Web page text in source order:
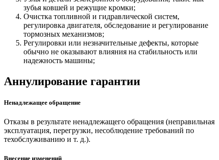
зубья ковшей и режущие кромки;
Очистка топливной и гидравлической систем,
регулировка двигателя, обследование и регулирование
тормозных механизмов;
Регулировки или незначительные дефекты, которые
обычно не оказывают влияния на стабильность или
надежность машины;
Аннулирование гарантии
Ненадлежащее обращение
Отказы в результате ненадлежащего обращения (неправильная
эксплуатация, перегрузки, несоблюдение требований по
техобслуживанию и т. д.).
Внесение изменений